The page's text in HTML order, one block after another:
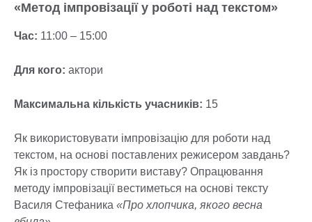
«Метод імпровізації у роботі над текстом»
Час: 11:00 – 15:00
Для кого: актори
Максимальна кількість учасників: 15
Як використовувати імпровізацію для роботи над
текстом, на основі поставлених режисером завдань?
Як із простору створити виставу? Опрацювання
методу імпровізації вестиметься на основі тексту
Василя Стефаника «Про хлопчика, якого весна